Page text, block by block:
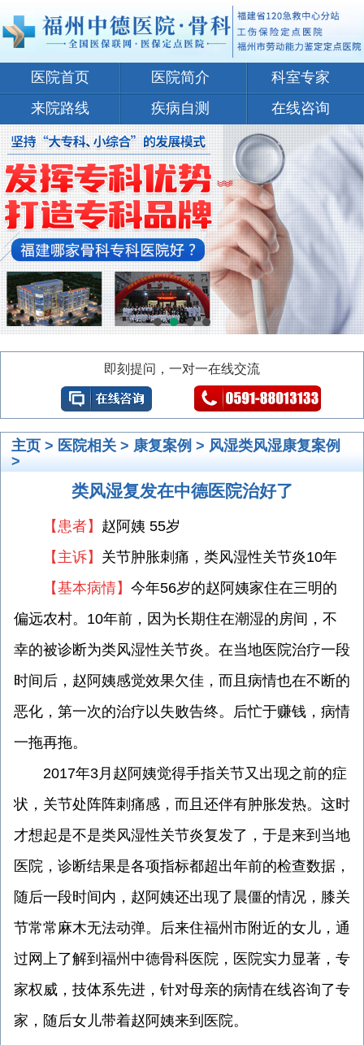
医院首页 医院简介
科室专家
来院路线
疾病自测 在线咨询
即刻提问，一对一在线交流
主页> 医院相关> 康复案例 > 风湿类风湿康复案例
>
类风湿复发在中德医院治好了
【患者】 赵阿姨 55岁
【主诉】 关节肿胀刺痛，类风湿性关节炎10年
【基本病情】 今年56岁的赵阿姨家住在三明的
偏远农村。10年前，因为长期住在潮湿的房间，不
幸的被诊断为类风湿性关节炎。在当地医院治疗一段
时间后，赵阿姨感觉效果欠佳，而且病情也在不断的
恶化，第一次的治疗以失败告终。后忙于赚钱，病情
一拖再拖。
2017年3月赵阿姨觉得手指关节又出现之前的症
状，关节处阵阵刺痛感，而且还伴有肿胀发热。这时
才想起是不是类风湿性关节炎复发了，于是来到当地
医院，诊断结果是各项指标都超出年前的检查数据，
随后一段时间内，赵阿姨还出现了晨僵的情况，膝关
节常常麻木无法动弹。后来住福州市附近的女儿，通
过网上了解到福州中德骨科医院，医院实力显著，专
家权威，技体系先进，针对母亲的病情在线咨询了专
家，随后女儿带着赵阿姨来到医院。